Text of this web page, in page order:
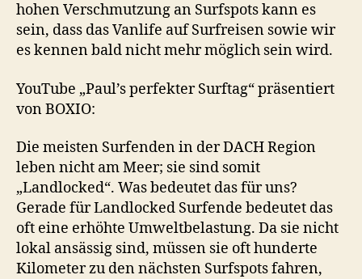
hohen Verschmutzung an Surfspots kann es
sein, dass das Vanlife auf Surfreisen sowie wir
es kennen bald nicht mehr möglich sein wird.
YouTube „Paul’s perfekter Surftag“ präsentiert
von BOXIO:
Die meisten Surfenden in der DACH Region
leben nicht am Meer; sie sind somit
„Landlocked“. Was bedeutet das für uns?
Gerade für Landlocked Surfende bedeutet das
oft eine erhöhte Umweltbelastung. Da sie nicht
lokal ansässig sind, müssen sie oft hunderte
Kilometer zu den nächsten Surfspots fahren,